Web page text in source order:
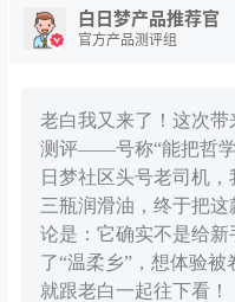
白日梦产品推荐官
官方产品测评组
老白我又来了！这次
测评——号称“能把哲学
日梦社区头号老司机
三瓶润滑油，终于把
论是：它确实不是给
了“温柔乡”，想体验
就跟老白一起往下看！